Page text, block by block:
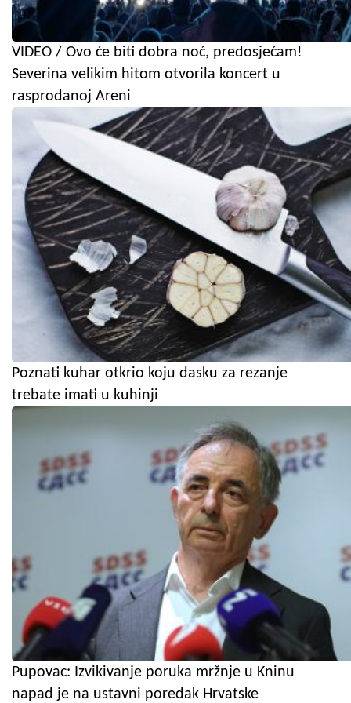
VIDEO / Ovo će biti dobra noć, predosjećam!
Severina velikim hitom otvorila koncert u
rasprodanoj Areni
Poznati kuhar otkrio koju dasku za rezanje
trebate imati u kuhinji
Pupovac: Izvikivanje poruka mržnje u Kninu
napad je na ustavni poredak Hrvatske